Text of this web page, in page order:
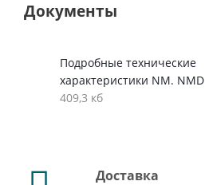
Документы
Подробные технические
характеристики NM. NMD
409,3 кб
Доставка